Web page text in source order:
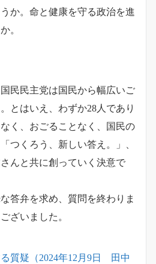
か。命と健康を守る政治を進
。
民民主党は国民から幅広いご
とはいえ、わずか28人であり
く、おごることなく、国民の
つくろう、新しい答え。」、
んと共に創っていく決意で
答弁を求め、質問を終わりま
ざいました。
質疑（2024年12月9日 田中